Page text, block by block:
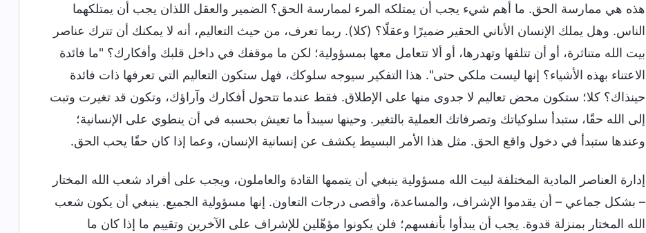
هذه هي ممارسة الحق. ما أهم شيء يجب أن يمتلكه المرء لممارسة الحق؟ الضمير والعقل اللذان يجب أن يمتلكهما
الناس. وهل يملك الإنسان الأناني الحقير ضميرًا وعقلًا؟ (كلا). ربما تعرف، من حيث التعاليم، أنه لا يمكنك أن تترك عناصر
بيت الله متناثرة، أو أن تتلفها وتهدرها، أو ألا تتعامل معها بمسؤولية؛ لكن ما موقفك في داخل قلبك وأفكارك؟ "ما فائدة
الاعتناء بهذه الأشياء؟ إنها ليست ملكي حتى". هذا التفكير سيوجه سلوكك، فهل ستكون التعاليم التي تعرفها ذات فائدة
حينذاك؟ كلا؛ ستكون محض تعاليم لا جدوى منها على الإطلاق. فقط عندما تتحول أفكارك وآراؤك، وتكون قد تغيرت وتبت
إلى الله حقًا، ستبدأ سلوكياتك وتصرفاتك العملية بالتغير. وحينها سيبدأ ما تعيش بحسبه في أن ينطوي على الإنسانية؛
وعندها ستبدأ في دخول واقع الحق. مثل هذا الأمر البسيط يكشف عن إنسانية الإنسان، وعما إذا كان حقًا يحب الحق.
إدارة العناصر المادية المختلفة لبيت الله مسؤولية ينبغي أن يتممها القادة والعاملون، ويجب على أفراد شعب الله المختار
– بشكل جماعي – أن يقدموا الإشراف، والمساعدة، وأقصى درجات التعاون. إنها مسؤولية الجميع. ينبغي أن يكون شعب
الله المختار بمنزلة قدوة. يجب أن يبدأوا بأنفسهم؛ فلن يكونوا مؤهّلين للإشراف على الآخرين وتقييم ما إذا كان ما